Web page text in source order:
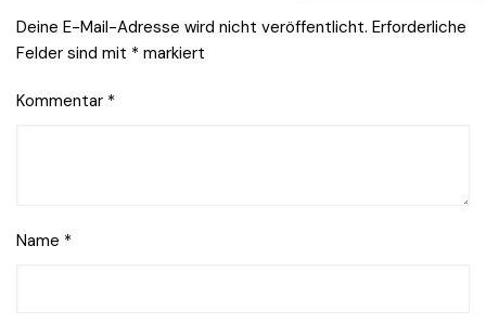
Deine E-Mail-Adresse wird nicht veröffentlicht. Erforderliche
Felder sind mit * markiert
Kommentar *
Name *